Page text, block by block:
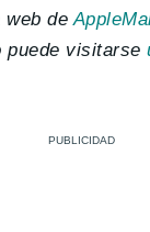
web de
puede visitarse